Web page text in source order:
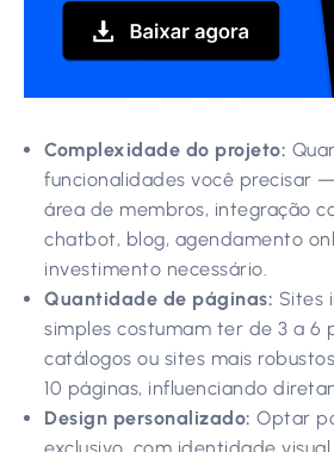
Complexidade do projeto:
funcionalidades você precisar
área de membros, integração
chatbot, blog, agendamento
investimento necessário.
Quantidade de páginas: Sites
simples costumam ter de 3 a 6
catálogos ou sites mais
10 páginas, influenciando
Design personalizado: Optar